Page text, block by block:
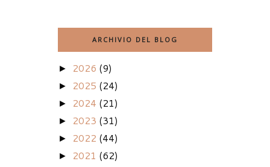
ARCHIVIO DEL BLOG
► 2026 (9)
► 2025 (24)
► 2024 (21)
► 2023 (31)
► 2022 (44)
► 2021 (62)